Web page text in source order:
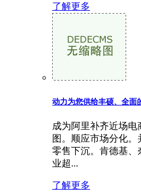
了解更多
动力为您供给丰硕、全面
成为阿里补齐近场
图。顺应市场分化
零售下沉。肯德基、
业超...
了解更多